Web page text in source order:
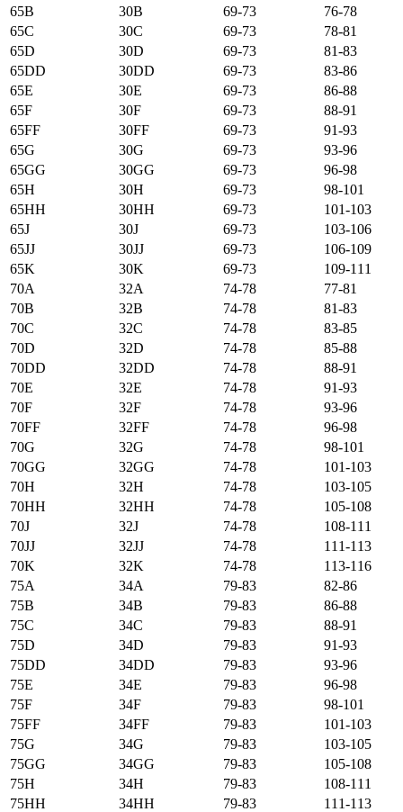
65B
30B 69-73
76-78
65C
30C 69-73
78-81
65D
30D 69-73
81-83
65DD
30DD 69-73
83-86
65E
30E 69-73
86-88
65F
30F 69-73
88-91
65FF
30FF 69-73
91-93
65G
30G 69-73
93-96
65GG
30GG 69-73
96-98
65H
30H 69-73
98-101
65HH
30HH 69-73
101-103
65J
30J 69-73
103-106
65JJ
30JJ 69-73
106-109
65K
30K 69-73
109-111
70А
32А 74-78
77-81
70B
32B 74-78
81-83
70C
32C 74-78
83-85
70D
32D 74-78
85-88
70DD
32DD 74-78
88-91
70E
32E 74-78
91-93
70F
32F 74-78
93-96
70FF
32FF 74-78
96-98
70G
32G 74-78
98-101
70GG
32GG 74-78
101-103
70H
32H 74-78
103-105
70HH
32HH 74-78
105-108
70J
32J 74-78
108-111
70JJ
32JJ 74-78
111-113
70K
32K 74-78
113-116
75А
34А 79-83
82-86
75B
34B 79-83
86-88
75C
34C 79-83
88-91
75D
34D 79-83
91-93
75DD
34DD 79-83
93-96
75E
34E 79-83
96-98
75F
34F 79-83
98-101
75FF
34FF 79-83
101-103
75G
34G 79-83
103-105
75GG
34GG 79-83
105-108
75H
34H 79-83
108-111
75HH
34HH 79-83 111-113